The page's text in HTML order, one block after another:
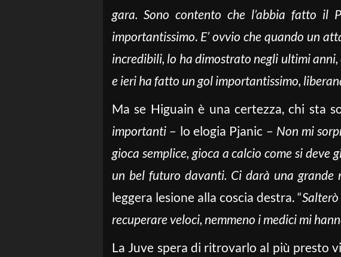
gara. Sono contento che l’abbia fatto
importantissimo. E’ ovvio che quando un
incredibili, lo ha dimostrato negli ultimi
e ieri ha fatto un gol importantissimo,
Ma se Higuain è una certezza, chi sta
importanti – lo elogia Pjanic – Non mi
gioca semplice, gioca a calcio come si
un bel futuro davanti. Ci darà una grande
leggera lesione alla coscia destra. “
recuperare veloci, nemmeno i medici mi
La Juve spera di ritrovarlo al più presto